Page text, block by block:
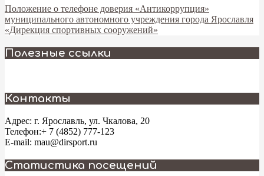
Положение о телефоне доверия «Антикоррупция»
муниципального автономного учреждения города Ярославля
«Дирекция спортивных сооружений»
2025-
04-
Полезные ссылки
Контакты
Адрес: г. Ярославль, ул. Чкалова, 20
Телефон:+ 7 (4852) 777-123
E-mail: mau@dirsport.ru
Статистика посещений